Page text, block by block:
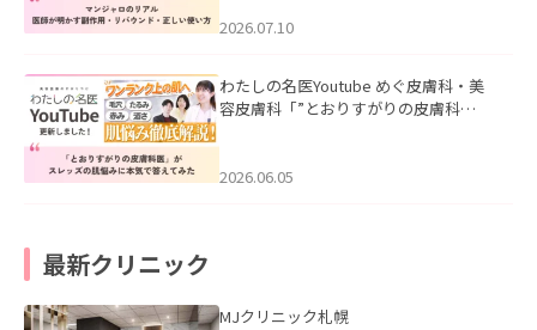
た。
2026.07.10
わたしの名医Youtube めぐ皮膚科・美
容皮膚科「”とおりすがりの皮膚科
2026.06.05
最新クリニック
MJクリニック札幌